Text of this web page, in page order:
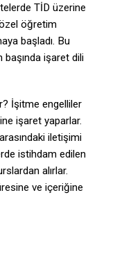
TİD üzerine
öğretim
başladı. Bu
başında işaret dili
İşitme engelliler
işaret yaparlar.
iletişimi
istihdam edilen
alırlar.
ve içeriğine